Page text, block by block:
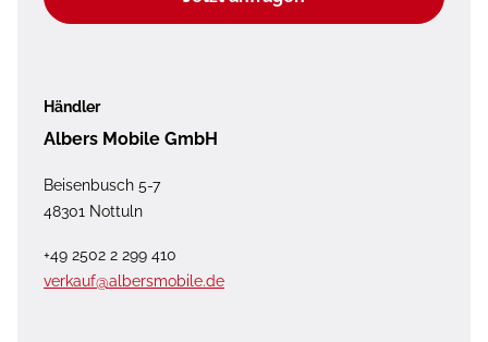
Händler
Albers Mobile GmbH
Beisenbusch 5-7
48301 Nottuln
+49 2502 2 299 410
verkauf@albersmobile.de